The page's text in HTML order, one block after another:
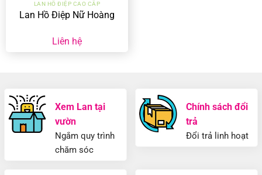
LAN HỒ ĐIỆP CAO CẤP
Lan Hồ Điệp Nữ Hoàng
Liên hệ
Xem Lan tại
vườn
Ngắm quy trình
chăm sóc
Chính sách đổi
trả
Đổi trả linh hoạt